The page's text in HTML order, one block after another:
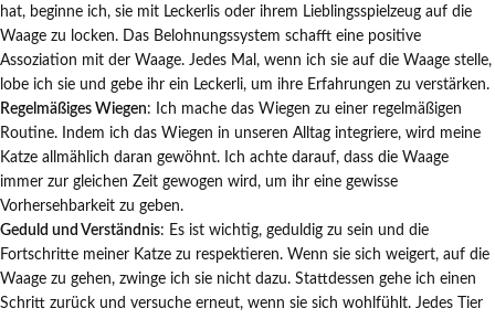
hat, beginne ich, sie mit Leckerlis oder ihrem Lieblingsspielzeug auf die
Waage zu locken. Das Belohnungssystem schafft eine positive
Assoziation mit der Waage. Jedes Mal, wenn ich sie auf die Waage stelle,
lobe ich sie und gebe ihr ein Leckerli, um ihre Erfahrungen zu verstärken.
Regelmäßiges Wiegen: Ich mache das Wiegen zu einer regelmäßigen
Routine. Indem ich das Wiegen in unseren Alltag integriere, wird meine
Katze allmählich daran gewöhnt. Ich achte darauf, dass die Waage
immer zur gleichen Zeit gewogen wird, um ihr eine gewisse
Vorhersehbarkeit zu geben.
Geduld und Verständnis: Es ist wichtig, geduldig zu sein und die
Fortschritte meiner Katze zu respektieren. Wenn sie sich weigert, auf die
Waage zu gehen, zwinge ich sie nicht dazu. Stattdessen gehe ich einen
Schritt zurück und versuche erneut, wenn sie sich wohlfühlt. Jedes Tier